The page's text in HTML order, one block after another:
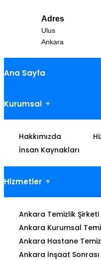
Adres
Ulus
Ankara
Ana Sayfa
Kurumsal
Hakkımızda
İnsan Kaynakları
Hizmetler
Ankara Temizlik Şirketi
Ankara Kurumsal
Ankara Hastane
Ankara İnşaat